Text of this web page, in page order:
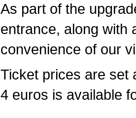
As part of the
entrance, along with
convenience of our
Ticket prices are set
4 euros is available